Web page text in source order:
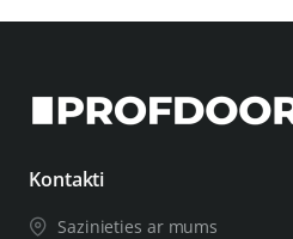
Kontakti
Sazinieties ar mums